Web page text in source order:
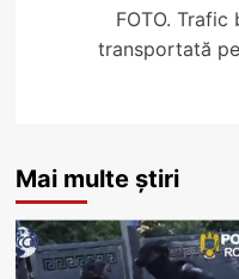
FOTO.
transportată
Mai multe știri